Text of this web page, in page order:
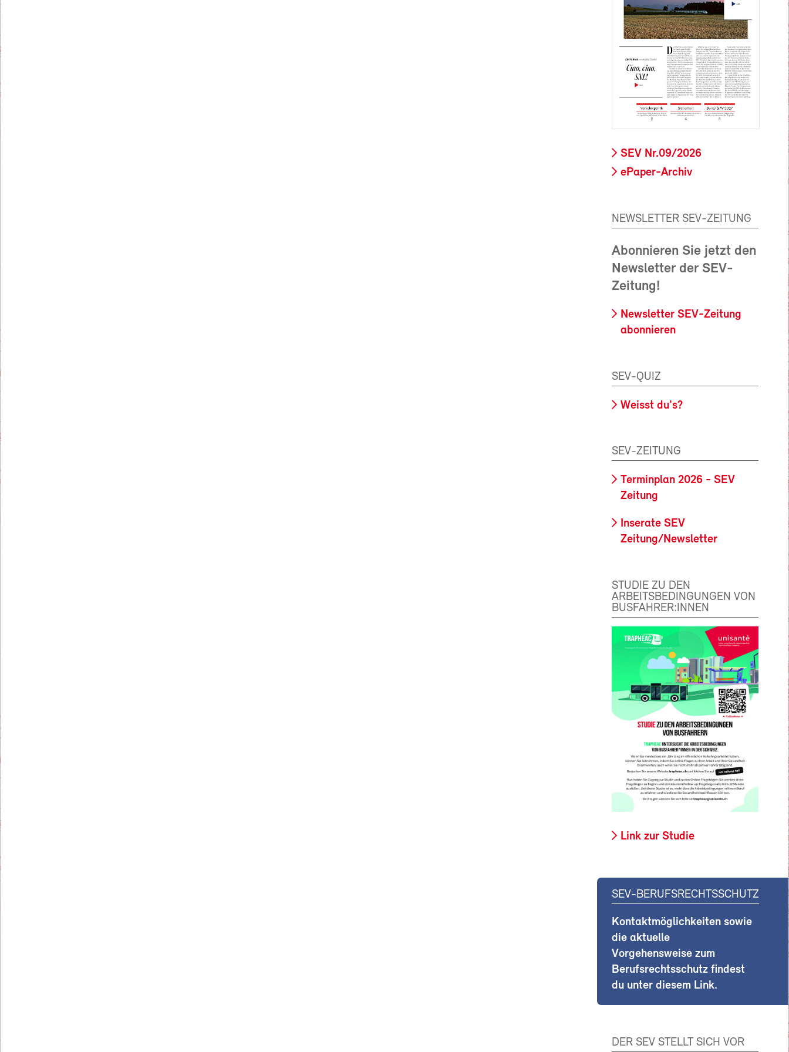
SEV Nr.09/2026
ePaper-Archiv
NEWSLETTER SEV-ZEITUNG
Abonnieren Sie jetzt den
Newsletter der SEV-
Zeitung!
Newsletter SEV-Zeitung
abonnieren
SEV-QUIZ
Weisst du's?
SEV-ZEITUNG
Terminplan 2026 - SEV
Zeitung
Inserate SEV
Zeitung/Newsletter
STUDIE ZU DEN
ARBEITSBEDINGUNGEN VON
BUSFAHRER:INNEN
Link zur Studie
SEV-BERUFSRECHTSSCHUTZ
Kontaktmöglichkeiten sowie
die aktuelle
Vorgehensweise zum
Berufsrechtsschutz findest
du unter diesem Link.
DER SEV STELLT SICH VOR